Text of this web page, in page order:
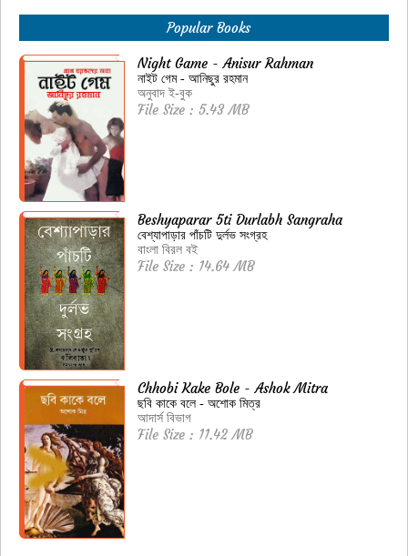
Popular Books
Night Game - Anisur Rahman
নাইট গেম - আনিছুর রহমান
অনুবাদ ই-বুক
File Size : 5.43 MB
Beshyaparar 5ti Durlabh Sangraha
বেশ্যাপাড়ার পাঁচটি দুর্লভ সংগ্রহ
বাংলা বিরল বই
File Size : 14.64 MB
Chhobi Kake Bole - Ashok Mitra
ছবি কাকে বলে - অশোক মিত্র
আদার্স বিভাগ
File Size : 11.42 MB